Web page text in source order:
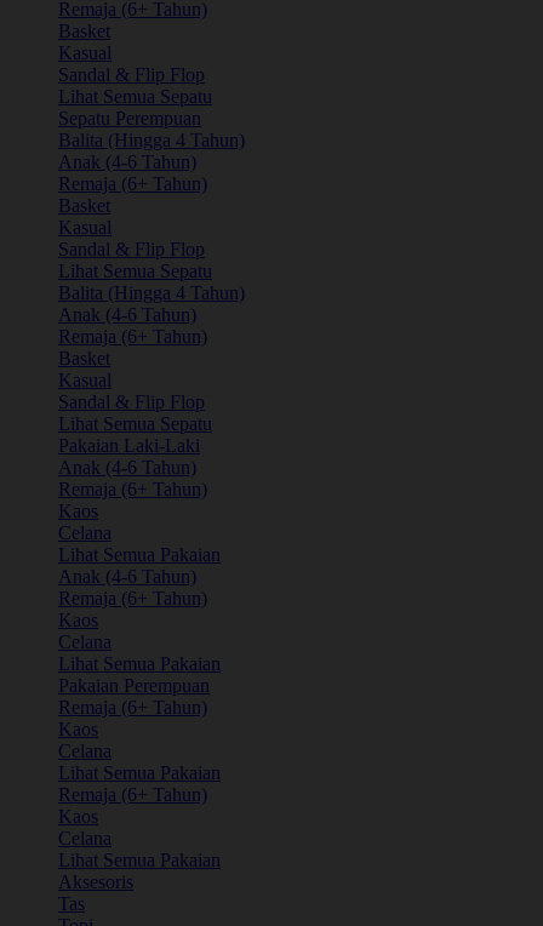
Remaja (6+ Tahun)
Basket
Kasual
Sandal & Flip Flop
Lihat Semua Sepatu
Sepatu Perempuan
Balita (Hingga 4 Tahun)
Anak (4-6 Tahun)
Remaja (6+ Tahun)
Basket
Kasual
Sandal & Flip Flop
Lihat Semua Sepatu
Balita (Hingga 4 Tahun)
Anak (4-6 Tahun)
Remaja (6+ Tahun)
Basket
Kasual
Sandal & Flip Flop
Lihat Semua Sepatu
Pakaian Laki-Laki
Anak (4-6 Tahun)
Remaja (6+ Tahun)
Kaos
Celana
Lihat Semua Pakaian
Anak (4-6 Tahun)
Remaja (6+ Tahun)
Kaos
Celana
Lihat Semua Pakaian
Pakaian Perempuan
Remaja (6+ Tahun)
Kaos
Celana
Lihat Semua Pakaian
Remaja (6+ Tahun)
Kaos
Celana
Lihat Semua Pakaian
Aksesoris
Tas